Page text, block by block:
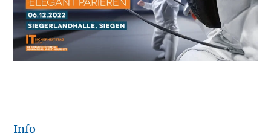
Info